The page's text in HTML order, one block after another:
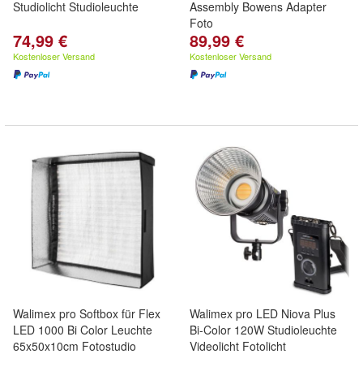
Studiolicht Studioleuchte
74,99 €
Kostenloser Versand
Assembly Bowens Adapter
Foto
89,99 €
Kostenloser Versand
Walimex pro Softbox für Flex
LED 1000 Bi Color Leuchte
65x50x10cm Fotostudio
Walimex pro LED Niova Plus
Bi-Color 120W Studioleuchte
Videolicht Fotolicht